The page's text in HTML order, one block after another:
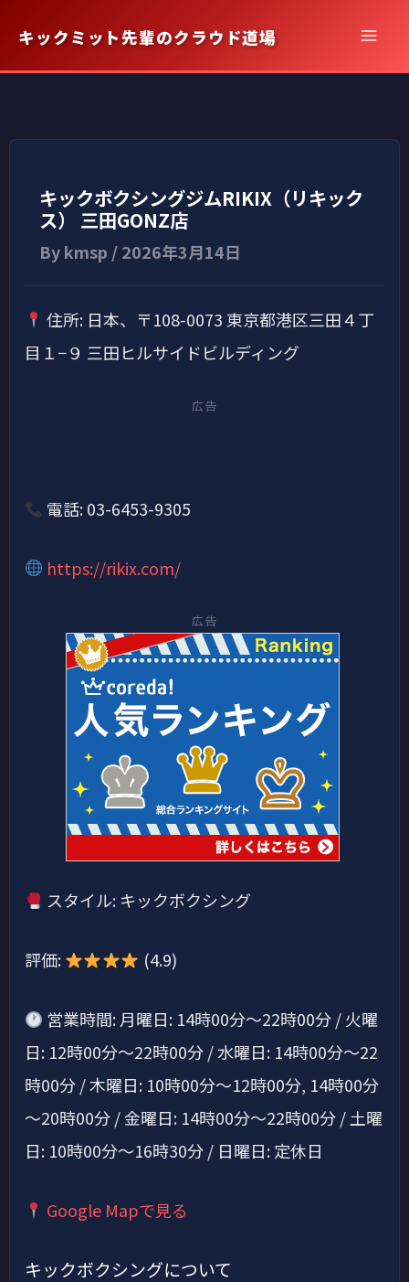
を
キ
キックミット先輩のクラウド道場
キックボクシングジムRIKIX（リキック
ス） 三田GONZ店
Bykmsp /2026年3月14日
住所: 日本、〒108-0073 東京都港区三田４丁
目１−９ 三田ヒルサイドビルディング
広告
電話: 03-6453-9305
https://rikix.com/
広告
スタイル: キックボクシング
評価: (4.9)
営業時間: 月曜日: 14時00分～22時00分 / 火曜
日: 12時00分～22時00分 / 水曜日: 14時00分～22
時00分 / 木曜日: 10時00分～12時00分, 14時00分
～20時00分 / 金曜日: 14時00分～22時00分 / 土曜
日: 10時00分～16時30分 / 日曜日: 定休日
Google Mapで見る
キックボクシングについて